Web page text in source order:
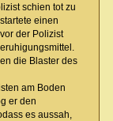
schien tot zu
einen
der Polizist
die Blaster des
am Boden
er den
es aussah,